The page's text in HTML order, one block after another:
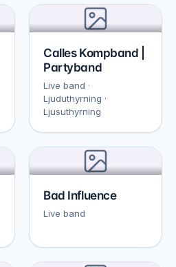
Calles Kompband |
Partyband
Live band ·
Ljuduthyrning ·
Ljusuthyrning
Bad Influence
Live band